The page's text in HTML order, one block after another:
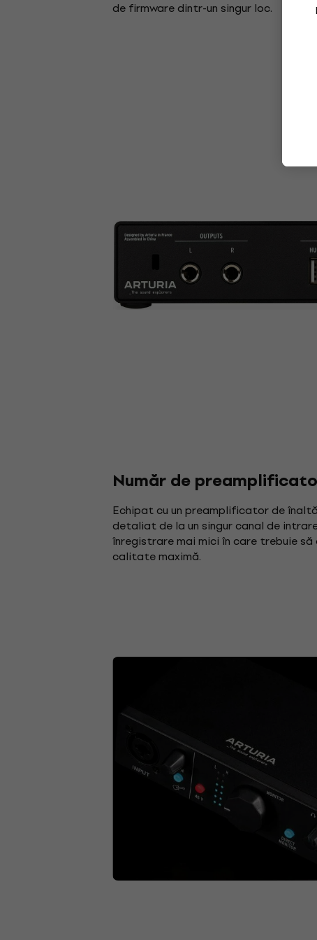
de firmware dintr-un singur loc.
Număr de
Echipat cu un preamplificator de
detaliat de la un singur canal de
înregistrare mai mici în care trebuie
calitate maximă.